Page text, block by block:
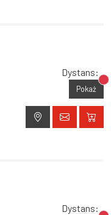
Dystans:
Pokaż
Dystans: